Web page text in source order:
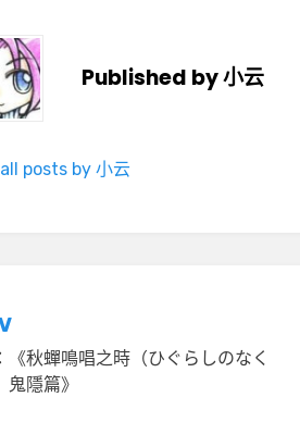
Published by小云
posts by 小云
《秋蟬鳴唱之時（ひぐらしのなく
鬼隱篇》